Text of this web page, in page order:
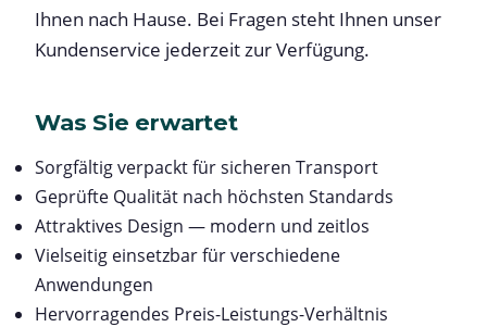
Ihnen nach Hause. Bei Fragen steht Ihnen unser
Kundenservice jederzeit zur Verfügung.
Was Sie erwartet
Sorgfältig verpackt für sicheren Transport
Geprüfte Qualität nach höchsten Standards
Attraktives Design — modern und zeitlos
Vielseitig einsetzbar für verschiedene
Anwendungen
Hervorragendes Preis-Leistungs-Verhältnis